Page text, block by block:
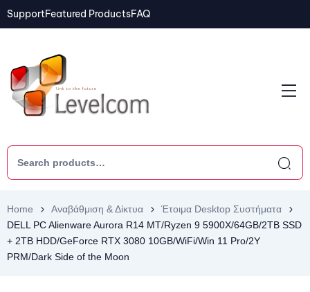
SupportFeatured ProductsFAQ
Home Αναβάθμιση & Δίκτυα
Έτοιμα Desktop Συστήματα
DELL PC Alienware Aurora R14 MT/Ryzen 9 5900X/64GB/2TB SSD
+ 2TB HDD/GeForce RTX 3080 10GB/WiFi/Win 11 Pro/2Y
PRM/Dark Side of the Moon